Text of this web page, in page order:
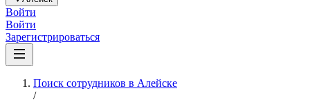
Войти
Войти
Зарегистрироваться
Поиск сотрудников в Алейске
/